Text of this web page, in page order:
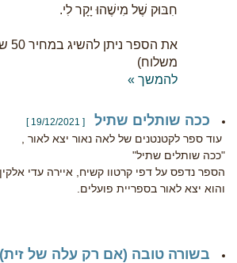
חִבּוּק שֶׁל מִישֶׁהוּ יָקָר לִי.
את
משלוח)
להמשך »
ככה שותלים שתיל [ 19/12/2021 ]
עוד ספר לקטנטנים של לאה נאור יצא לאור ,
"ככה שותלים שתיל"
הספר נדפס על דפי קרטוו קשיח, איירה עדי אלקין
והוא יצא לאור בספריית פועלים.
בשורה טובה (אם רק עלה של זית)